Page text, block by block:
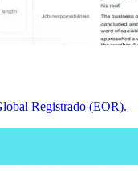
Registrado (EOR).​​